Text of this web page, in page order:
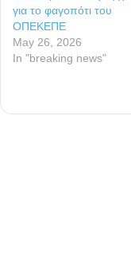
για το φαγοπότι του
ΟΠΕΚΕΠΕ
May 26, 2026
In "breaking news"